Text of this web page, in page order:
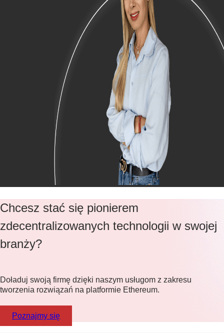
Chcesz stać się pionierem
zdecentralizowanych technologii w swojej
branży?
Doładuj swoją firmę dzięki naszym usługom z zakresu
tworzenia rozwiązań na platformie Ethereum.
Poznajmy się